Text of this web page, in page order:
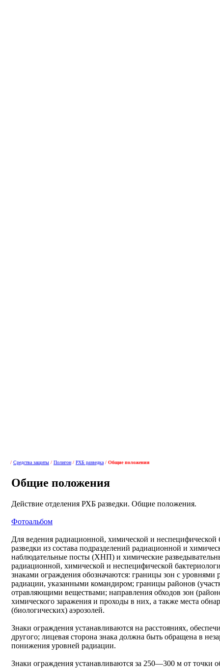
/ Средства защиты / Полигон / РХБ разведка / Общие положения
Общие положения
Действие отделения РХБ разведки. Общие положения.
Фотоальбом
Для ведения радиационной, химической и неспецифической
разведки из состава подразделений радиационной и
наблюдательные посты (ХНП) и химические
радиационной, химической и неспецифической
знаками ограждения обозначаются: границы зон с
радиации, указанными командиром; границы районов
отравляющими веществами; направления обходов зон
химического заражения и проходы в них, а также места
(биологических) аэрозолей.
Знаки ограждения устанавливаются на расстояниях,
другого; лицевая сторона знака должна быть обращена в
понижения уровней радиации.
Знаки ограждения устанавливаются за 250—300 м от точки